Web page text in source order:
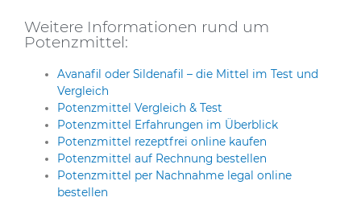
Weitere Informationen rund um
Potenzmittel:
Avanafil oder Sildenafil – die Mittel im Test und
Vergleich
Potenzmittel Vergleich & Test
Potenzmittel Erfahrungen im Überblick
Potenzmittel rezeptfrei online kaufen
Potenzmittel auf Rechnung bestellen
Potenzmittel per Nachnahme legal online
bestellen